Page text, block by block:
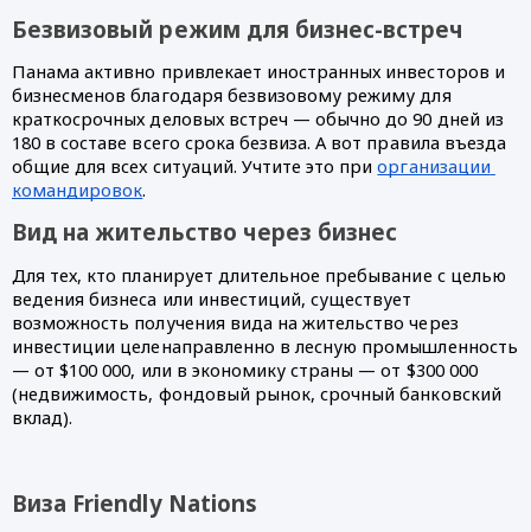
Безвизовый режим для бизнес-встреч
Панама активно привлекает иностранных инвесторов и
бизнесменов благодаря безвизовому режиму для
краткосрочных деловых встреч — обычно до 90 дней из
180 в составе всего срока безвиза. А вот правила въезда
общие для всех ситуаций. Учтите это при организации
командировок.
Вид на жительство через бизнес
Для тех, кто планирует длительное пребывание с целью
ведения бизнеса или инвестиций, существует
возможность получения вида на жительство через
инвестиции целенаправленно в лесную промышленность
— от $100 000, или в экономику страны — от $300 000
(недвижимость, фондовый рынок, срочный банковский
вклад).
Виза Friendly Nations